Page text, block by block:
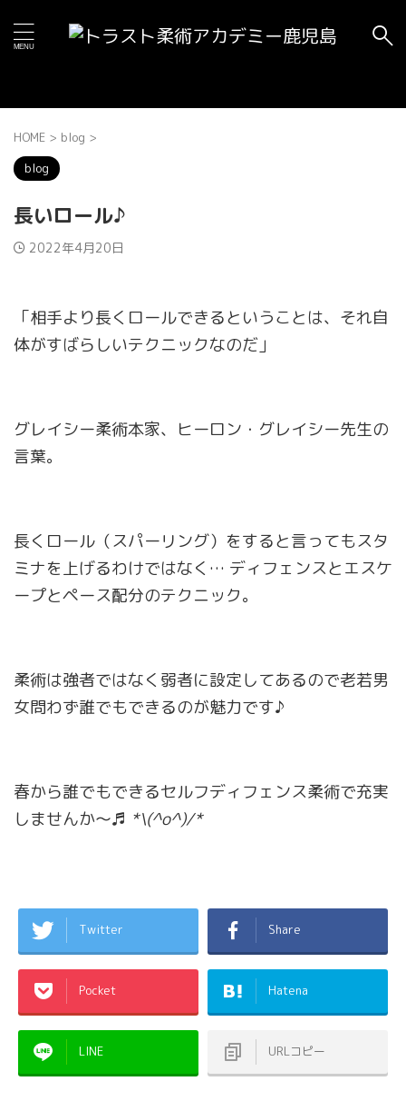
HOME > blog >
blog
長いロール♪
2022年4月20日
「相手より長くロールできるということは、それ自
体がすばらしいテクニックなのだ」
グレイシー柔術本家、ヒーロン・グレイシー先生の
言葉。
長くロール（スパーリング）をすると言ってもスタ
ミナを上げるわけではなく… ディフェンスとエスケ
ープとペース配分のテクニック。
柔術は強者ではなく弱者に設定してあるので老若男
女問わず誰でもできるのが魅力です♪
春から誰でもできるセルフディフェンス柔術で充実
しませんか〜♬ *\(^o^)/*
Twitter Share
Pocket Hatena
LINE URLコピー